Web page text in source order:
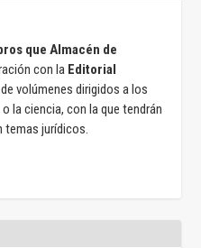
que Almacén de
con la Editorial
volúmenes dirigidos a los
la ciencia, con la que tendrán
temas jurídicos.